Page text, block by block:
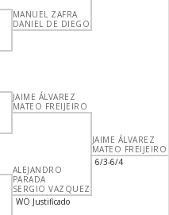
MANUEL ZAFRA
DANIEL DE DIEGO
JAIME ÁLVAREZ
MATEO FREIJEIRO
ALEJANDRO
PARADA
SERGIO VAZQUEZ
WO Justificado
JAIME ÁLVAREZ
MATEO FREIJEIRO
6/3-6/4